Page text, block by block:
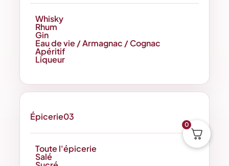
Whisky
Rhum
Gin
Eau de vie / Armagnac / Cognac
Apéritif
Liqueur
Épicerie03
Toute l'épicerie
Salé
0